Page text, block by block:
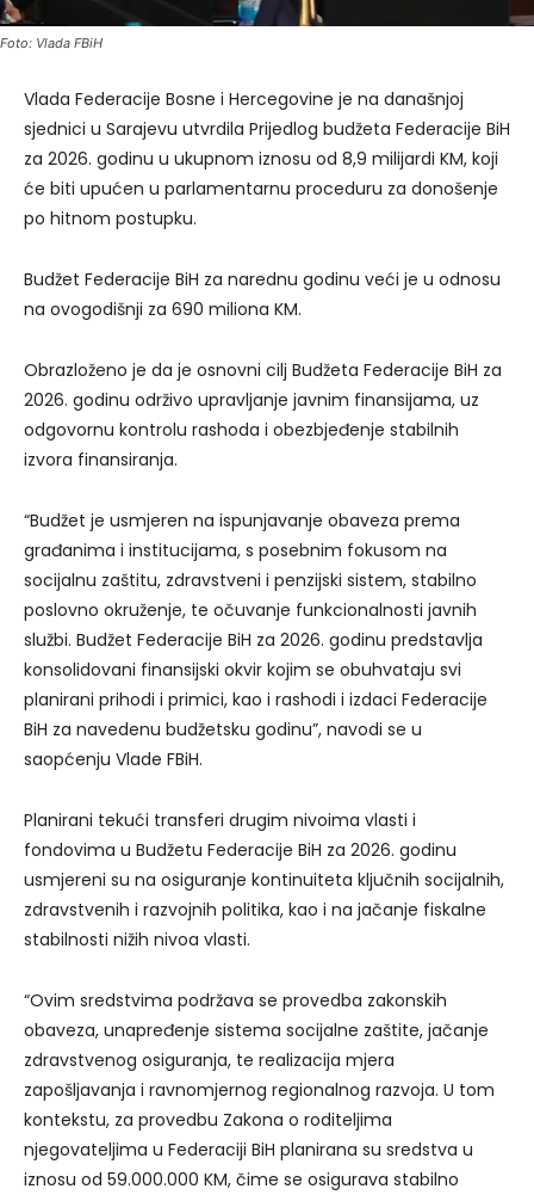
Foto: Vlada FBiH
Vlada Federacije Bosne i Hercegovine je na današnjoj
sjednici u Sarajevu utvrdila Prijedlog budžeta Federacije BiH
za 2026. godinu u ukupnom iznosu od 8,9 milijardi KM, koji
će biti upućen u parlamentarnu proceduru za donošenje
po hitnom postupku.
Budžet Federacije BiH za narednu godinu veći je u odnosu
na ovogodišnji za 690 miliona KM.
Obrazloženo je da je osnovni cilj Budžeta Federacije BiH za
2026. godinu održivo upravljanje javnim finansijama, uz
odgovornu kontrolu rashoda i obezbjeđenje stabilnih
izvora finansiranja.
“Budžet je usmjeren na ispunjavanje obaveza prema
građanima i institucijama, s posebnim fokusom na
socijalnu zaštitu, zdravstveni i penzijski sistem, stabilno
poslovno okruženje, te očuvanje funkcionalnosti javnih
službi. Budžet Federacije BiH za 2026. godinu predstavlja
konsolidovani finansijski okvir kojim se obuhvataju svi
planirani prihodi i primici, kao i rashodi i izdaci Federacije
BiH za navedenu budžetsku godinu”, navodi se u
saopćenju Vlade FBiH.
Planirani tekući transferi drugim nivoima vlasti i
fondovima u Budžetu Federacije BiH za 2026. godinu
usmjereni su na osiguranje kontinuiteta ključnih socijalnih,
zdravstvenih i razvojnih politika, kao i na jačanje fiskalne
stabilnosti nižih nivoa vlasti.
“Ovim sredstvima podržava se provedba zakonskih
obaveza, unapređenje sistema socijalne zaštite, jačanje
zdravstvenog osiguranja, te realizacija mjera
zapošljavanja i ravnomjernog regionalnog razvoja. U tom
kontekstu, za provedbu Zakona o roditeljima
njegovateljima u Federaciji BiH planirana su sredstva u
iznosu od 59.000.000 KM, čime se osigurava stabilno